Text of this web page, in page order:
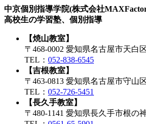
中京個別指導学院(株式会社
高校生の学習塾、個別指導
【焼山教室】
〒468-0002 愛知県名古屋市天白
TEL： 052-838-6545
【吉根教室】
〒463-0813 愛知県名古屋市守山
TEL： 052-726-5451
【長久手教室】
〒480-1141 愛知県長久手市根の